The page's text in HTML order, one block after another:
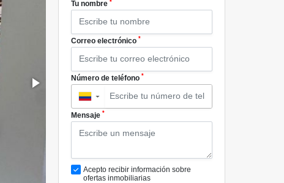
Tu nombre *
Correo electrónico *
Número de teléfono *
▼
Mensaje *
Acepto recibir información sobre
ofertas inmobiliarias